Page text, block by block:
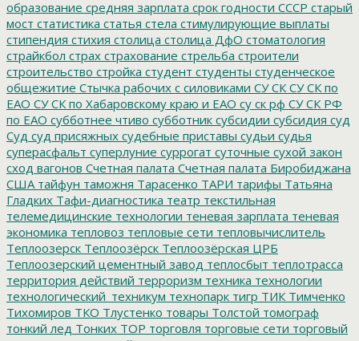
образование средняя зарплата срок годности СССР старый
мост статистика статья стела стимулирующие выплаты
стипендия стихия столица столица ДфО стоматология
страйкбол страх страхование стрельба строители
строительство стройка студент студенты студенческое
общежитие Стычка рабочих с силовиками СУ СК СУ СК по
ЕАО СУ СК по Хабаровскому краю и ЕАО су ск рф СУ СК РФ
по ЕАО субботнее чтиво субботник субсидии субсидия суд
Суд суд присяжных судебные приставы судьи судья
суперасфальт суперлуние суррогат суточные сухой закон
сход вагонов Счетная палата Счетная палата Биробиджана
США тайфун таможня Тарасенко ТАРИ тарифы Татьяна
Гладких Тафи-диагностика театр текстильная
телемедицинские технологии теневая зарплата теневая
экономика тепловоз тепловые сети тепловычислитель
Теплоозерск Теплоозёрск Теплоозёрская ЦРБ
Теплоозерский цементный завод теплосбыт теплотрасса
территория действий терроризм техника технологии
технологический_техникум технопарк тигр ТИК Тимченко
Тихомиров ТКО Тлустенко товары Толстой томограф
тонкий лед Тонких ТОР торговля торговые сети торговый